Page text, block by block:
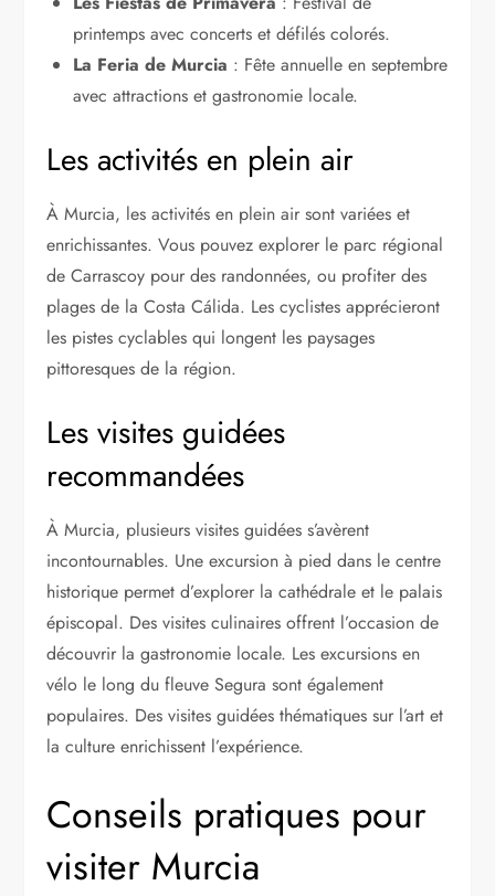
printemps avec concerts et défilés colorés.
La Feria de Murcia : Fête annuelle en septembre
avec attractions et gastronomie locale.
Les activités en plein air
À Murcia, les activités en plein air sont variées et
enrichissantes. Vous pouvez explorer le parc régional
de Carrascoy pour des randonnées, ou profiter des
plages de la Costa Cálida. Les cyclistes apprécieront
les pistes cyclables qui longent les paysages
pittoresques de la région.
Les visites guidées
recommandées
À Murcia, plusieurs visites guidées s’avèrent
incontournables. Une excursion à pied dans le centre
historique permet d’explorer la cathédrale et le palais
épiscopal. Des visites culinaires offrent l’occasion de
découvrir la gastronomie locale. Les excursions en
vélo le long du fleuve Segura sont également
populaires. Des visites guidées thématiques sur l’art et
la culture enrichissent l’expérience.
Conseils pratiques pour
visiter Murcia